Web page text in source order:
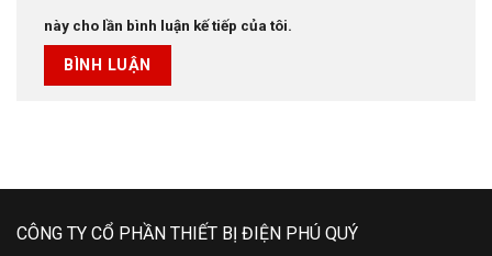
này cho lần bình luận kế tiếp của tôi.
CÔNG TY CỔ PHẦN THIẾT BỊ ĐIỆN PHÚ QUÝ